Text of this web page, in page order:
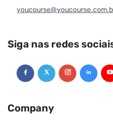
Siga nas redes
Company